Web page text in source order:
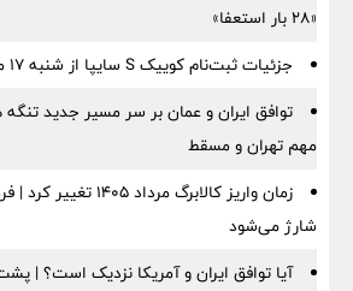
«۲۸ بار استعفا»
جزئیات ثبت‌نام کوییک S سایپا از شنبه ۱۷ مرداد + جدول شرایط
توافق ایران و عمان بر سر مسیر جدید تنگه
مهم تهران و مسقط
زمان واریز کالابرگ
شارژ می‌شود
آیا توافق ایران و آمریکا نزدیک است؟ |